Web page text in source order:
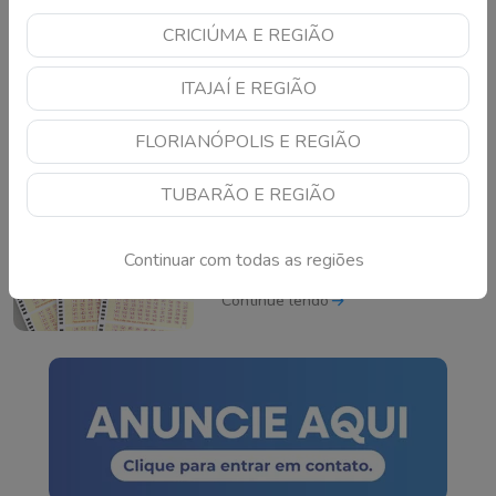
CRICIÚMA E REGIÃO
ITAJAÍ E REGIÃO
FLORIANÓPOLIS E REGIÃO
TUBARÃO E REGIÃO
Continuar com todas as regiões
Criciúma é derrotado
fora de casa pelo
Athletic-MG no
Brasileirão da Série B
Continue lendo
Bolão leva prêmio de
do concurso 3042 da
neste domingo
Continue lendo